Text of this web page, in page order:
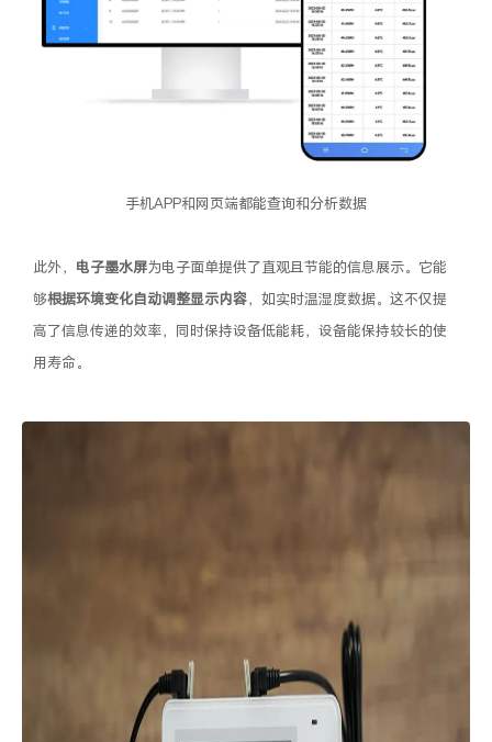
手机APP和网页端都能查询和分析数据
此外， 电子墨水屏为电子面单提供了直观且节能的信息展示。它能
够根据环境变化自动调整显示内容，如实时温湿度数据。这不仅提
高了信息传递的效率，同时保持设备低能耗，设备能保持较长的使
用寿命。